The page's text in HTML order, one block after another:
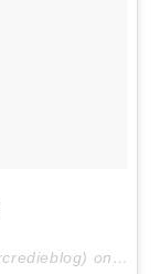
A photo posted by Priscilla Rossi (@mercredieblog) onDec